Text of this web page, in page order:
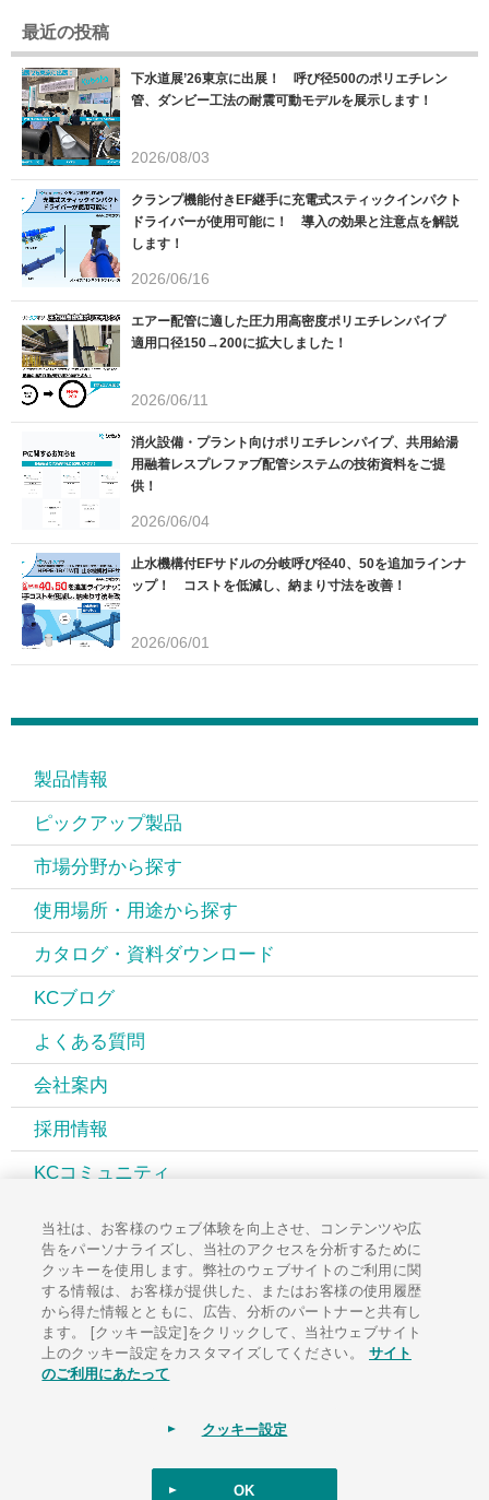
最近の投稿
下水道展’26東京に出展！ 呼び径500のポリエチレン
管、ダンビー工法の耐震可動モデルを展示します！
2026/08/03
クランプ機能付きEF継手に充電式スティックインパクト
ドライバーが使用可能に！ 導入の効果と注意点を解説
します！
2026/06/16
エアー配管に適した圧力用高密度ポリエチレンパイプ
適用口径150→200に拡大しました！
2026/06/11
消火設備・プラント向けポリエチレンパイプ、共用給湯
用融着レスプレファブ配管システムの技術資料をご提
供！
2026/06/04
止水機構付EFサドルの分岐呼び径40、50を追加ラインナ
ップ！ コストを低減し、納まり寸法を改善！
2026/06/01
製品情報
ピックアップ製品
市場分野から探す
使用場所・用途から探す
カタログ・資料ダウンロード
KCブログ
よくある質問
会社案内
採用情報
KCコミュニティ
広報誌PAL
お知らせ一覧
お問い合わせ
当社は、お客様のウェブ体験を向上させ、コンテンツや広
告をパーソナライズし、当社のアクセスを分析するために
クッキーを使用します。弊社のウェブサイトのご利用に関
する情報は、お客様が提供した、またはお客様の使用履歴
から得た情報とともに、広告、分析のパートナーと共有し
ます。 [クッキー設定]をクリックして、当社ウェブサイト
上のクッキー設定をカスタマイズしてください。
サイト
のご利用にあたって
クッキー設定
OK